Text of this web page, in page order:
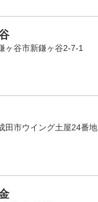
谷市新鎌ヶ谷2-7-1
市ウイング土屋24番地